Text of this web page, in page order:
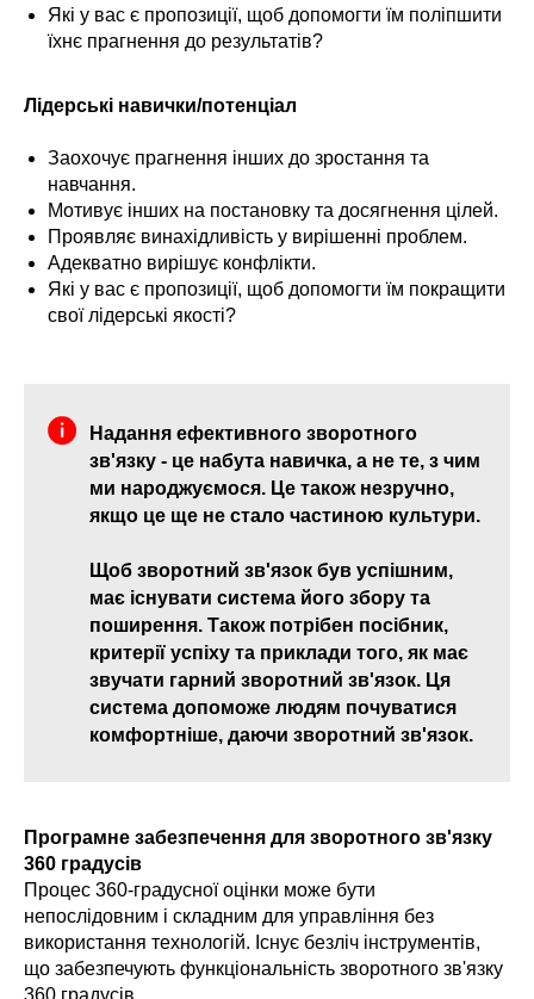
Які у вас є пропозиції, щоб допомогти їм поліпшити
їхнє прагнення до результатів?
Лідерські навички/потенціал
Заохочує прагнення інших до зростання та
навчання.
Мотивує інших на постановку та досягнення цілей.
Проявляє винахідливість у вирішенні проблем.
Адекватно вирішує конфлікти.
Які у вас є пропозиції, щоб допомогти їм покращити
свої лідерські якості?
Надання ефективного зворотного
зв'язку - це набута навичка, а не те, з чим
ми народжуємося. Це також незручно,
якщо це ще не стало частиною культури.
Щоб зворотний зв'язок був успішним,
має існувати система його збору та
поширення. Також потрібен посібник,
критерії успіху та приклади того, як має
звучати гарний зворотний зв'язок. Ця
система допоможе людям почуватися
комфортніше, даючи зворотний зв'язок.
Програмне забезпечення для зворотного зв'язку
360 градусів
Процес 360-градусної оцінки може бути
непослідовним і складним для управління без
використання технологій. Існує безліч інструментів,
що забезпечують функціональність зворотного зв'язку
360 градусів.